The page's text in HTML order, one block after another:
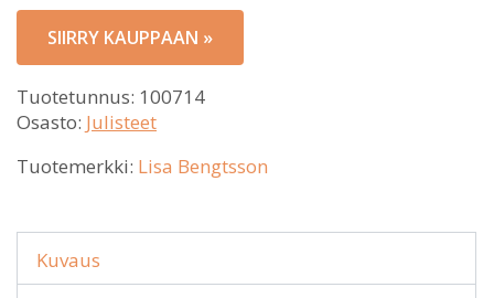
SIIRRY KAUPPAAN »
Tuotetunnus: 100714
Osasto: Julisteet
Tuotemerkki: Lisa Bengtsson
Kuvaus